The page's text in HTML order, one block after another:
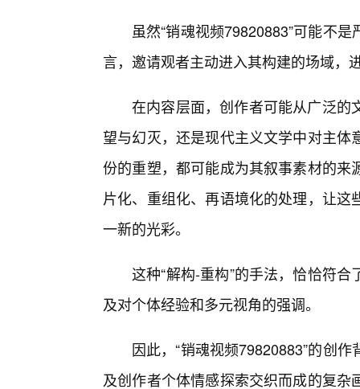
虽然“销魂视频79820883”可能不
言，邀请观者主动进入其构建的场域，
在内容层面，创作者可能从广泛的
望与幻灭，还是现代主义文学中对主
份的重塑，都可能成为其叙事素材的
片化、重组化、再语境化的处理，让
一新的光彩。
这种“解构-重构”的手法，恰恰符
及对个体经验和多元视角的强调。
因此，“销魂视频79820883”的创
及创作者个体情感探索交织而成的复